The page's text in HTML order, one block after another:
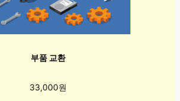
부품 교환
33,000원